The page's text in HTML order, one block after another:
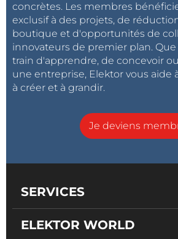
concrètes. Les membres
exclusif à des projets, de
boutique et d'opportunités de
innovateurs de premier plan. Que
train d'apprendre, de concevoir
une entreprise, Elektor vous aide
à créer et à grandir.
Je deviens
SERVICES
ELEKTOR WORLD